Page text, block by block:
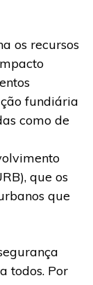
os recursos
fundiária
como de
que os
que
todos. Por